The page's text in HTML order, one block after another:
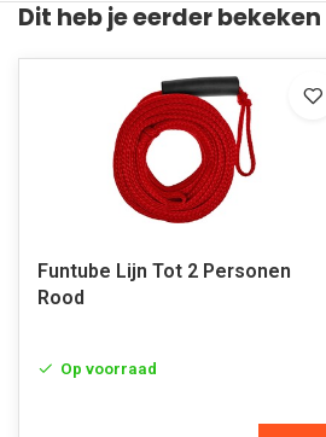
Dit heb je eerder bekeken
Funtube Lijn Tot 2 Personen
Rood
Op voorraad